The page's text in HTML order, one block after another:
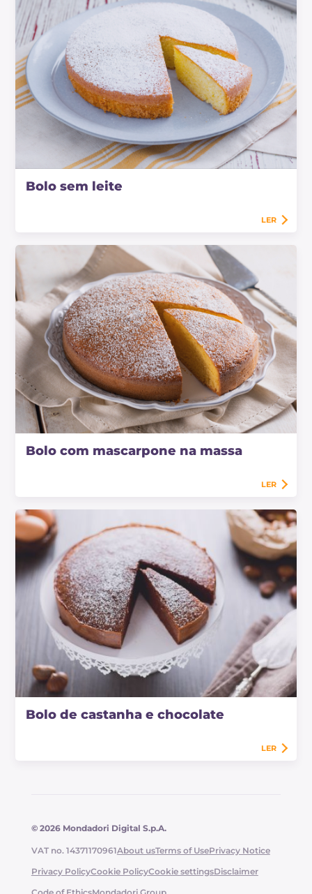
Bolo sem leite
LER
Bolo com mascarpone na massa
LER
Bolo de castanha e chocolate
LER
© 2026 Mondadori Digital S.p.A.
VAT no. 14371170961About usTerms of UsePrivacy Notice
Privacy PolicyCookie PolicyCookie settingsDisclaimer